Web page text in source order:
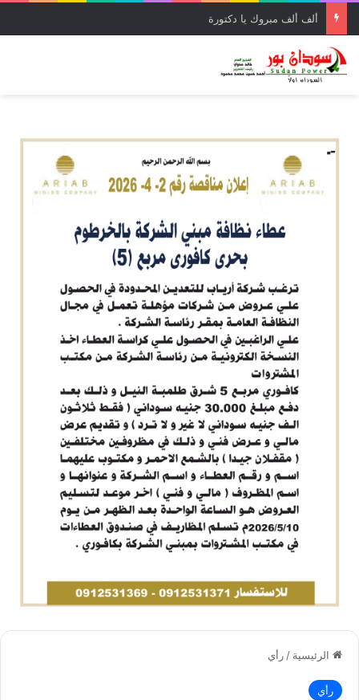
ألف ألف مبروك يا دكتورة
الرئيسية /رأي
رأي